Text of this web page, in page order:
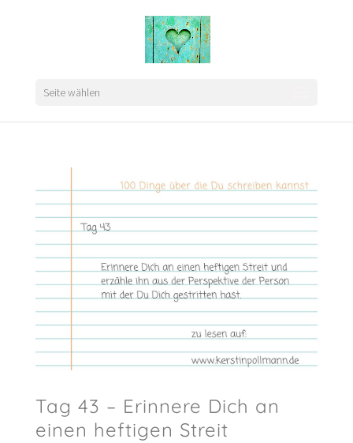
Seite wählen
Tag 43 – Erinnere Dich an
einen heftigen Streit